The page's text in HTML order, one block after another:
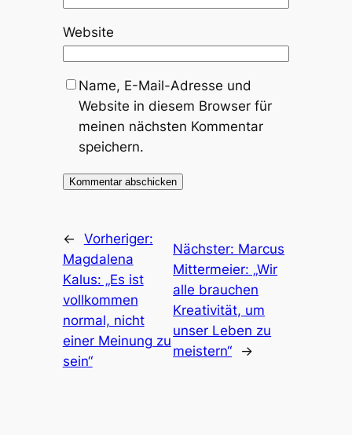
Website
Name, E-Mail-Adresse und
Website in diesem Browser für
meinen nächsten Kommentar
speichern.
← Vorheriger:
Magdalena
Kalus: „Es ist
vollkommen
normal, nicht
einer Meinung zu
sein“
Nächster: Marcus
Mittermeier: „Wir
alle brauchen
Kreativität, um
unser Leben zu
meistern“
→